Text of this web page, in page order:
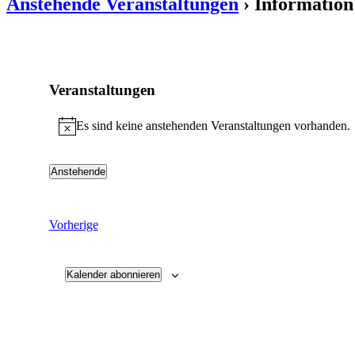
Veranstaltungen
Hinweis
Es sind keine anstehenden Veranstaltungen vorhanden.
Anstehende
VorherigeVeranstaltungen
Kalender abonnieren